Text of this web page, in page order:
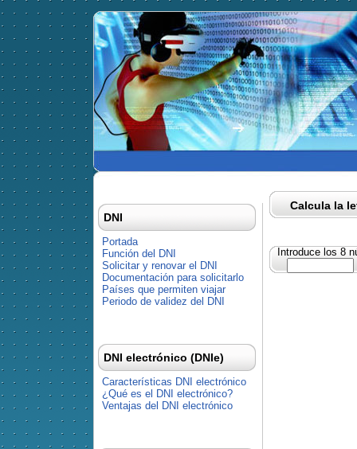
Calcula la
Introduce los 8
DNI
Portada
Función del DNI
Solicitar y renovar el DNI
Documentación para solicitarlo
Países que permiten viajar
Periodo de validez del DNI
DNI electrónico (DNIe)
Características DNI electrónico
¿Qué es el DNI electrónico?
Ventajas del DNI electrónico